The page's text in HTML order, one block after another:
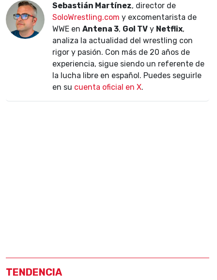
Sebastián Martínez, director de
SoloWrestling.com y excomentarista de
WWE en Antena 3, Gol TV y Netflix,
analiza la actualidad del wrestling con
rigor y pasión. Con más de 20 años de
experiencia, sigue siendo un referente de
la lucha libre en español. Puedes seguirle
en su cuenta oficial en X.
TENDENCIA